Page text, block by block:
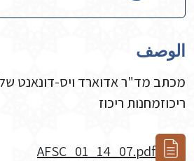
الوصف
מכתב מד"ר אדוארד ויס-דונאנט
ריכוזמחנות ריכוז
AFSC_01_14_07.pdf